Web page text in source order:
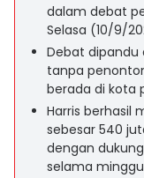
dalam debat
Selasa (10/9/
Debat dipandu
tanpa
berada di kota
Harris berhasil
sebesar 540
dengan
selama